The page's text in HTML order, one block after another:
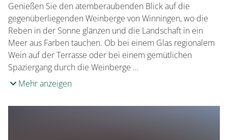
Genießen Sie den atemberaubenden Blick auf die
gegenüberliegenden Weinberge von Winningen, wo die
Reben in der Sonne glänzen und die Landschaft in ein
Meer aus Farben tauchen. Ob bei einem Glas regionalem
Wein auf der Terrasse oder bei einem gemütlichen
Spaziergang durch die Weinberge …
Mehr anzeigen